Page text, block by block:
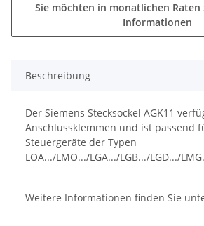
Sie möchten in monatlichen Raten
Informationen
Beschreibung
Der Siemens Stecksockel AGK11
Anschlussklemmen und ist passend
Steuergeräte der Typen
LOA.../LMO.../LGA.../LGB.../LGD.../
Weitere Informationen finden Sie